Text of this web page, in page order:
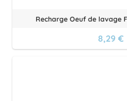
Recharge Oeuf de lavage
8,29 €